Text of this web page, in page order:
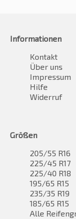
Informationen
Kontakt
Über uns
Impressum
Hilfe
Widerruf
Größen
205/55 R16
225/45 R17
225/40 R18
195/65 R15
235/35 R19
185/65 R15
Alle